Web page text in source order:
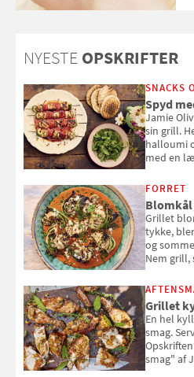
NYESTE OPSKRIFTER
SNACKS
Spyd
Jamie
sin grill.
halloumi
med en
smag" af
FORRET
Blomkål
Grillet
tykke,
og
Nem grill,
Grillet
En hel
smag.
smag" af